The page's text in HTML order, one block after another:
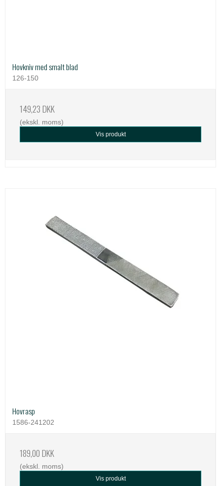
Hovkniv med smalt blad
126-150
149,23 DKK
(ekskl. moms)
Vis produkt
Hovrasp
1586-241202
189,00 DKK
(ekskl. moms)
Vis produkt